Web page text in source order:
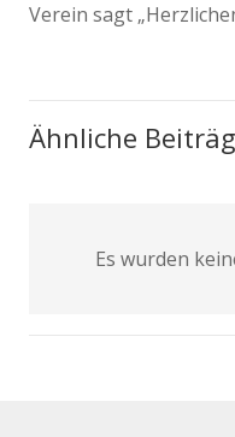
Verein sagt
Ähnliche
Es wurden